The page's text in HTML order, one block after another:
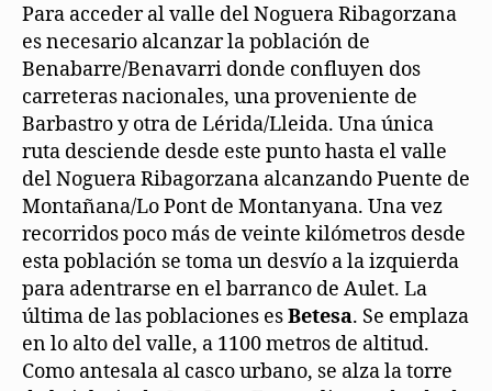
Para acceder al valle del Noguera Ribagorzana
es necesario alcanzar la población de
Benabarre/Benavarri donde confluyen dos
carreteras nacionales, una proveniente de
Barbastro y otra de Lérida/Lleida. Una única
ruta desciende desde este punto hasta el valle
del Noguera Ribagorzana alcanzando Puente de
Montañana/Lo Pont de Montanyana. Una vez
recorridos poco más de veinte kilómetros desde
esta población se toma un desvío a la izquierda
para adentrarse en el barranco de Aulet. La
última de las poblaciones esBetesa. Se emplaza
en lo alto del valle, a 1100 metros de altitud.
Como antesala al casco urbano, se alza la torre